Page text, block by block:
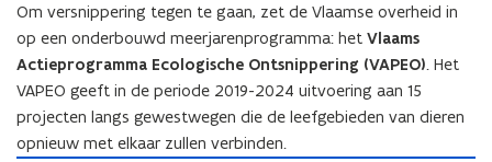
e
n
t
i
n
n
Om versnippering tegen te gaan, zet de Vlaamse overheid in
op een onderbouwd meerjarenprogramma: het Vlaams
Actieprogramma Ecologische Ontsnippering (VAPEO). Het
VAPEO geeft in de periode 2019-2024 uitvoering aan 15
projecten langs gewestwegen die de leefgebieden van dieren
opnieuw met elkaar zullen verbinden.